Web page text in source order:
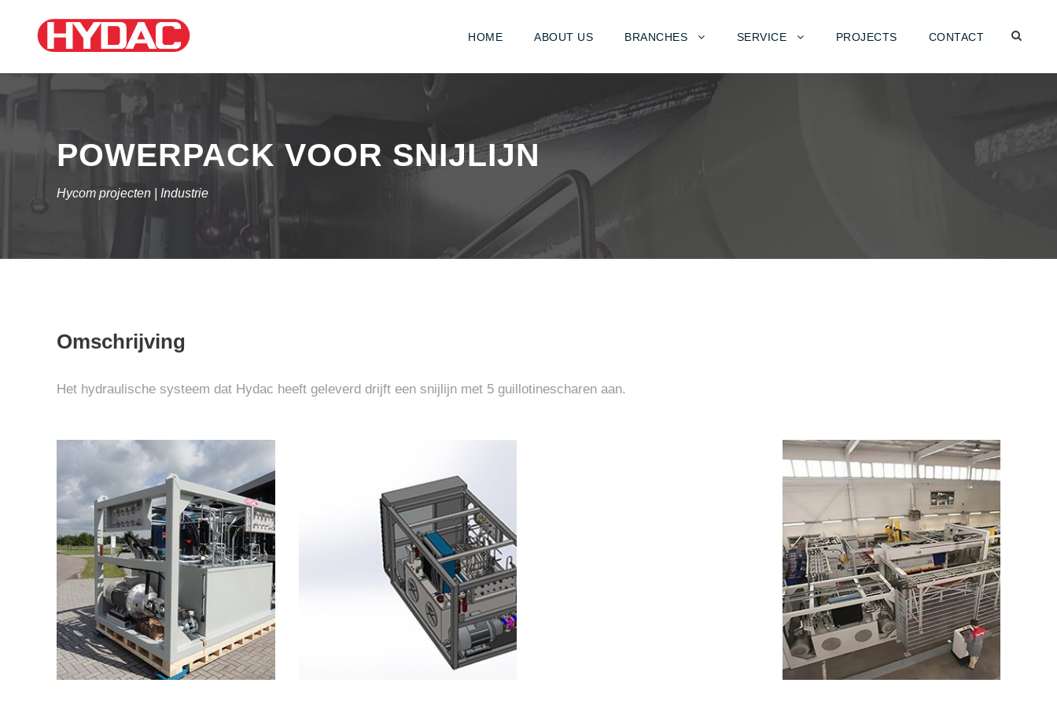
HOME ABOUT US BRANCHES SERVICE PROJECTS CONTACT
POWERPACK VOOR SNIJLIJN
Hycom projecten | Industrie
Omschrijving
Het hydraulische systeem dat Hydac heeft geleverd drijft een snijlijn met 5 guillotinescharen aan.